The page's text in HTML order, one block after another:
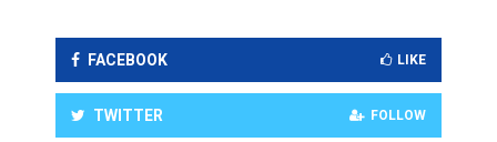
FACEBOOK LIKE
TWITTER FOLLOW